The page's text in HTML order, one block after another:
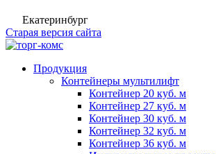
Екатеринбург
Старая версия сайта
Продукция
Контейнеры мультилифт
Контейнер 20 куб. м
Контейнер 27 куб. м
Контейнер 30 куб. м
Контейнер 32 куб. м
Контейнер 36 куб. м